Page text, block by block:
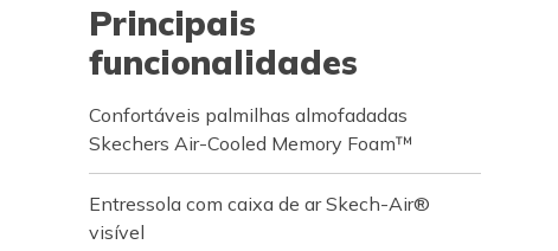
Principais
funcionalidades
Confortáveis palmilhas almofadadas
Skechers Air-Cooled Memory Foam™
Entressola com caixa de ar Skech-Air®
visível